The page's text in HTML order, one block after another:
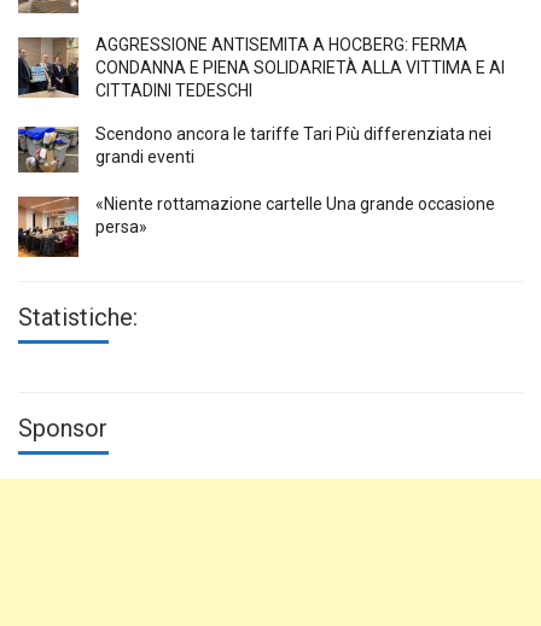
AGGRESSIONE ANTISEMITA A HÖCBERG: FERMA
CONDANNA E PIENA SOLIDARIETÀ ALLA VITTIMA E AI
CITTADINI TEDESCHI
Scendono ancora le tariffe Tari Più differenziata nei
grandi eventi
«Niente rottamazione cartelle Una grande occasione
persa»
Statistiche:
Sponsor